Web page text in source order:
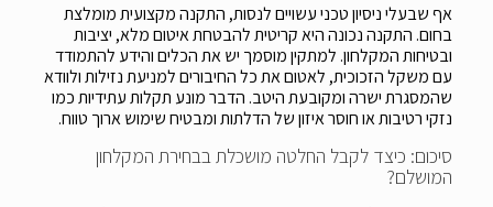
אף שבעלי ניסיון טכני עשויים לנסות, התקנה מקצועית מומלצת
בחום. התקנה נכונה היא קריטית להבטחת איטום מלא, יציבות
ובטיחות המקלחון. למתקין מוסמך יש את הכלים והידע להתמודד
עם משקל הזכוכית, לאטום את כל החיבורים למניעת נזילות ולוודא
שהמסגרת ישרה ומקובעת היטב. הדבר מונע תקלות עתידיות כמו
נזקי רטיבות או חוסר איזון של הדלתות ומבטיח שימוש ארוך טווח.
סיכום: כיצד לקבל החלטה מושכלת בבחירת המקלחון
המושלם?